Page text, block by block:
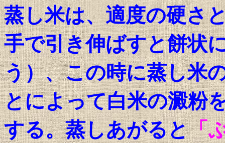
蒸し米は、適度の硬さ
手で引き伸ばすと餅状
う）、この時に蒸し米
とによって白米の澱粉
する。蒸しあがると「